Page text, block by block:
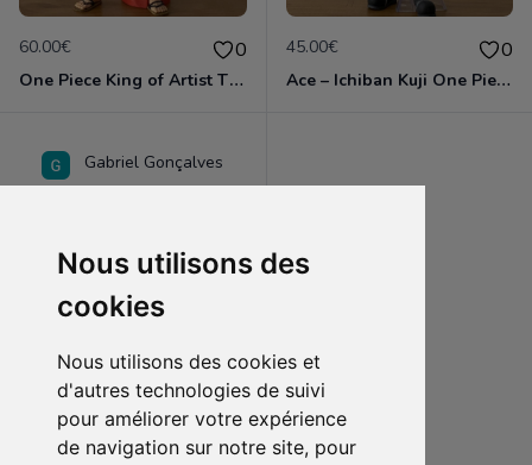
Nous utilisons des
cookies
Nous utilisons des cookies et
d'autres technologies de suivi
pour améliorer votre expérience
de navigation sur notre site, pour
60.00€ 0
One Piece King of Artist The Monkey. D. Luffy -20th Limited
45.00€ 0
Ace – Ichiban Kuji One Piece the Best Edition – Masterlise No.05 – Banpresto
Gabriel Gonçalves
25.00€ 0